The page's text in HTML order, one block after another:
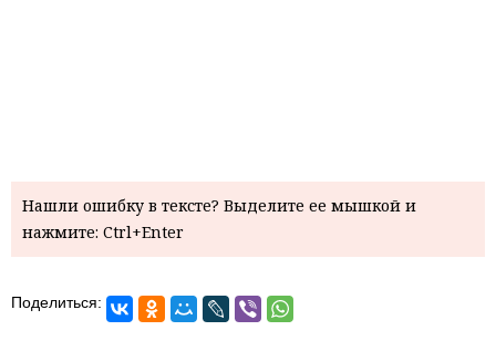
Нашли ошибку в тексте? Выделите ее мышкой и
нажмите: Ctrl+Enter
Поделиться: